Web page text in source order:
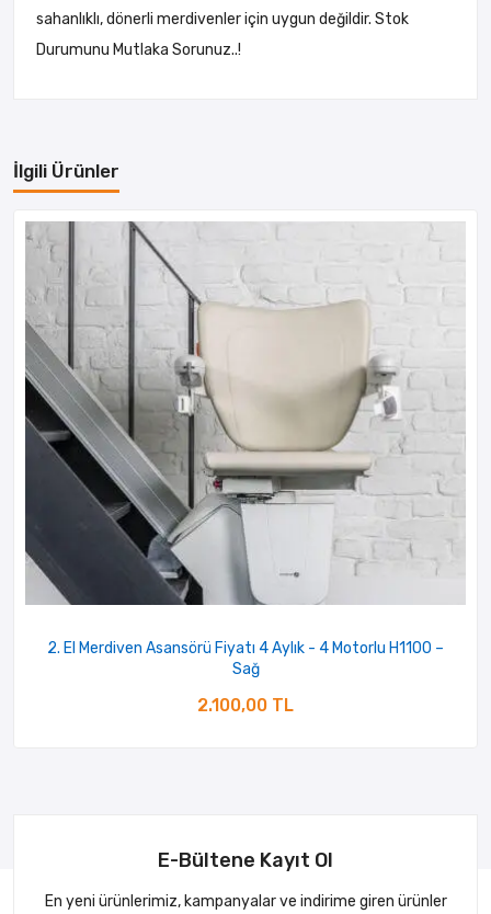
sahanlıklı, dönerli merdivenler için uygun değildir. Stok
Durumunu Mutlaka Sorunuz..!
İlgili Ürünler
2. El Merdiven Asansörü Fiyatı 4 Aylık - 4 Motorlu H1100 –
Sağ
2.100,00 TL
E-Bültene Kayıt Ol
En yeni ürünlerimiz, kampanyalar ve indirime giren ürünler